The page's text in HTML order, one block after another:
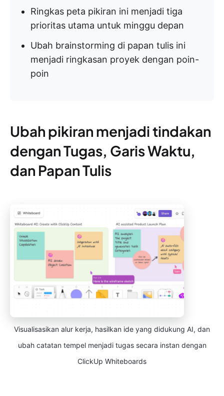
Ringkas peta pikiran ini menjadi tiga
prioritas utama untuk minggu depan
Ubah brainstorming di papan tulis ini
menjadi ringkasan proyek dengan poin-
poin
Ubah pikiran menjadi tindakan
dengan Tugas, Garis Waktu,
dan Papan Tulis
Visualisasikan alur kerja, hasilkan ide yang didukung AI, dan
ubah catatan tempel menjadi tugas secara instan dengan
ClickUp Whiteboards